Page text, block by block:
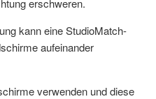
erschweren.
kann eine StudioMatch-
aufeinander
verwenden und diese